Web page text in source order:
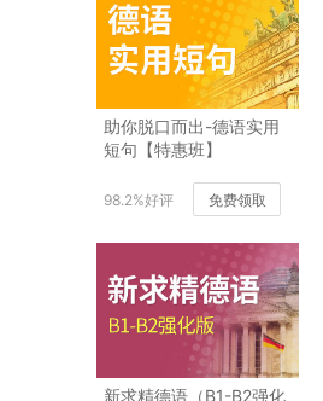
助你脱口而出-德语实用
短句【特惠班】
98.2%好评 免费领取
新求精德语（B1-B2强化